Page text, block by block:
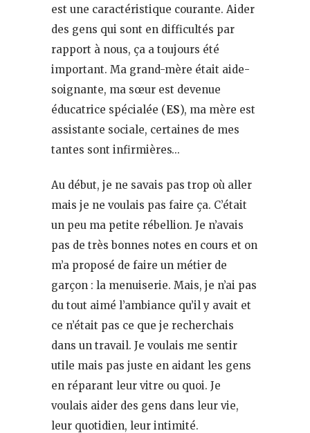
est une caractéristique courante. Aider
des gens qui sont en difficultés par
rapport à nous, ça a toujours été
important. Ma grand-mère était aide-
soignante, ma sœur est devenue
éducatrice spécialée (ES), ma mère est
assistante sociale, certaines de mes
tantes sont infirmières…
Au début, je ne savais pas trop où aller
mais je ne voulais pas faire ça. C’était
un peu ma petite rébellion. Je n’avais
pas de très bonnes notes en cours et on
m’a proposé de faire un métier de
garçon : la menuiserie. Mais, je n’ai pas
du tout aimé l’ambiance qu’il y avait et
ce n’était pas ce que je recherchais
dans un travail. Je voulais me sentir
utile mais pas juste en aidant les gens
en réparant leur vitre ou quoi. Je
voulais aider des gens dans leur vie,
leur quotidien, leur intimité.